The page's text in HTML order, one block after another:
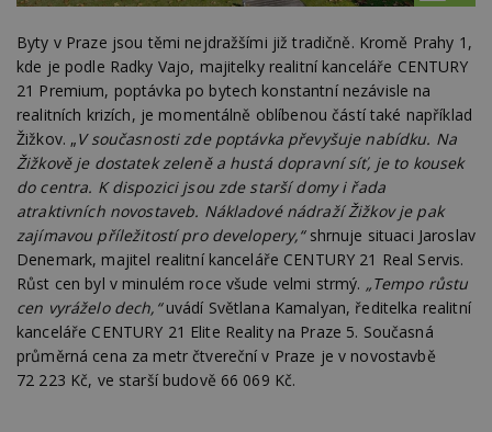
Byty v Praze jsou těmi nejdražšími již tradičně. Kromě Prahy 1,
kde je podle Radky Vajo, majitelky realitní kanceláře CENTURY
21 Premium, poptávka po bytech konstantní nezávisle na
realitních krizích, je momentálně oblíbenou částí také například
Žižkov. „V současnosti zde poptávka převyšuje nabídku. Na
Žižkově je dostatek zeleně a hustá dopravní síť, je to kousek
do centra. K dispozici jsou zde starší domy i řada
atraktivních novostaveb. Nákladové nádraží Žižkov je pak
zajímavou příležitostí pro developery,“shrnuje situaci Jaroslav
Denemark, majitel realitní kanceláře CENTURY 21 Real Servis.
Růst cen byl v minulém roce všude velmi strmý. „Tempo růstu
cen vyráželo dech,“uvádí Světlana Kamalyan, ředitelka realitní
kanceláře CENTURY 21 Elite Reality na Praze 5. Současná
průměrná cena za metr čtvereční v Praze je v novostavbě
72 223 Kč, ve starší budově 66 069 Kč.